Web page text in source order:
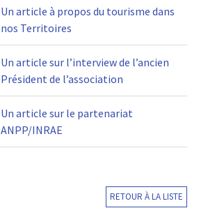
Un article à propos du tourisme dans
nos Territoires
Un article sur l’interview de l’ancien
Président de l’association
Un article sur le partenariat
ANPP/INRAE
RETOUR À LA LISTE